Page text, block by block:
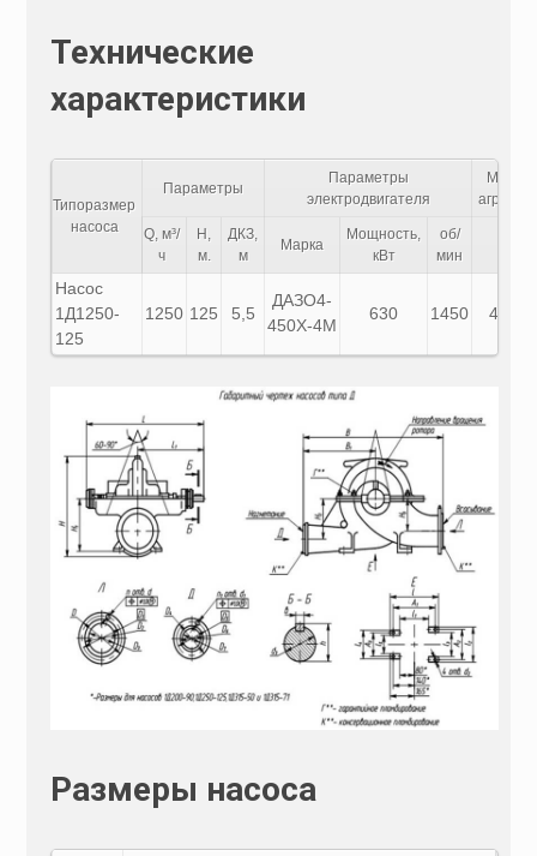
Технические
характеристики
Типоразмер
насоса
Параметры
Параметры
электродвигателя
Масса
агрегата
Q, м³/
ч
H,
м.
ДКЗ,
м
Марка
Мощность,
кВт
об/
мин
Насос
1Д1250-
125
1250 125 5,5
ДАЗО4-
450Х-4М
630 1450 4830
Размеры насоса